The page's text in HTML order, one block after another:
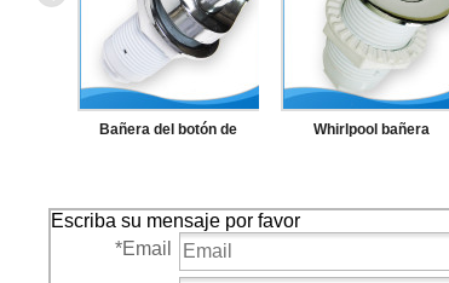
Bañera del botón de
empuja hacia arriba
Whirlpool bañera
Escriba su mensaje por favor
*Email